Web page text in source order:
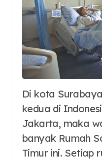
Di kota Surabaya, kota terbesar
kedua di
Jakarta, maka
banyak Rumah
Timur ini. Setiap